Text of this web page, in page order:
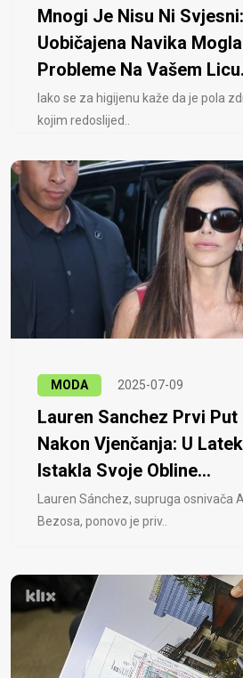
Mnogi Je Nisu Ni
Uobičajena Navika
Probleme Na Vašem
Iako se za higijenu kaže da je pola
kojim redoslijed..
MODA 2025-07-09
Lauren Sanchez Prvi
Nakon Vjenčanja: U
Istakla Svoje Obline...
Lauren Sánchez, supruga
Bezosa, ponovo je priv..